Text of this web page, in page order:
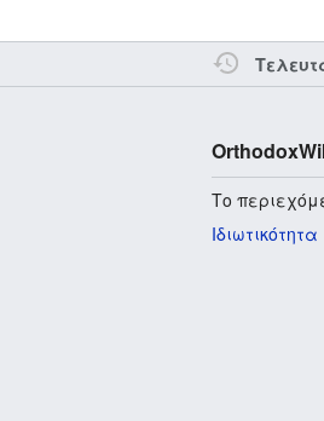
Το
Ιδιωτικότητα